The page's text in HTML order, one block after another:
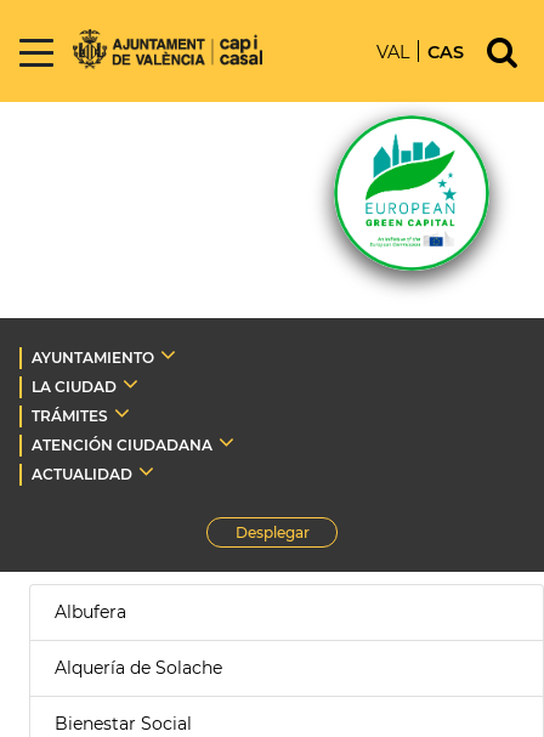
VAL CAS
AYUNTAMIENTO
LA CIUDAD
TRÁMITES
ATENCIÓN CIUDADANA
ACTUALIDAD
Desplegar
Albufera
Alquería de Solache
Bienestar Social